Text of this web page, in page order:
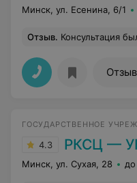
Минск, ул. Есенина, 6/1
Отзыв. Консультация была абсолютно
ГОСУДАРСТВЕННОЕ
4.3 РКСЦ —
Минск, ул. Сухая, 28